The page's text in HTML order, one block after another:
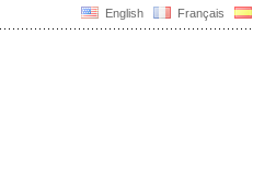
English Français